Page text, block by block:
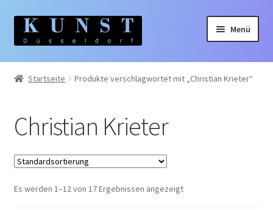
Zur
Navigation
Zum
Inhalt
Menü
Home
Künstler:innen
Themen
Startseite Produkte verschlagwortet mit „Christian Krieter“
Christian Krieter
Es werden 1–12 von 17 Ergebnissen angezeigt